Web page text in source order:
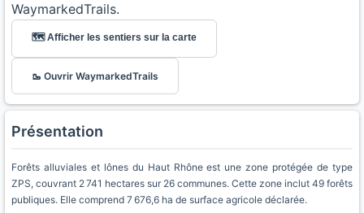
WaymarkedTrails.
🗺️ Afficher les sentiers sur la carte
🥾 Ouvrir WaymarkedTrails
Présentation
Forêts alluviales et lônes du Haut Rhône est une zone protégée de type
ZPS, couvrant 2 741 hectares sur 26 communes. Cette zone inclut 49 forêts
publiques. Elle comprend 7 676,6 ha de surface agricole déclarée.